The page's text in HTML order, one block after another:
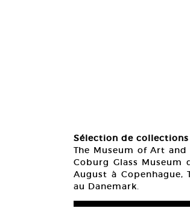
Sélection de
The Museum of Art and
Coburg Glass Museum
August à Copenhague,
au Danemark.